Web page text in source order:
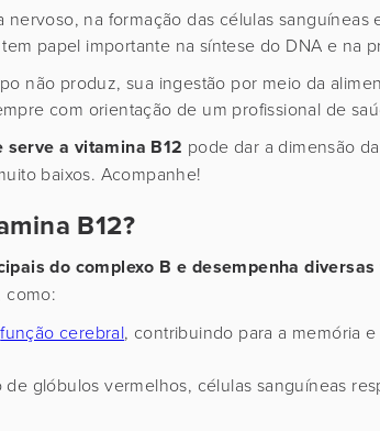
nervoso, na formação das células
papel importante na síntese do DNA e na
não produz, sua ingestão por meio da
com orientação de um profissional de
serve a vitamina B12 pode dar a dimensão
baixos. Acompanhe!
B12?
do complexo B e desempenha
como:
função cerebral, contribuindo para a memória
de glóbulos vermelhos, células sanguíneas